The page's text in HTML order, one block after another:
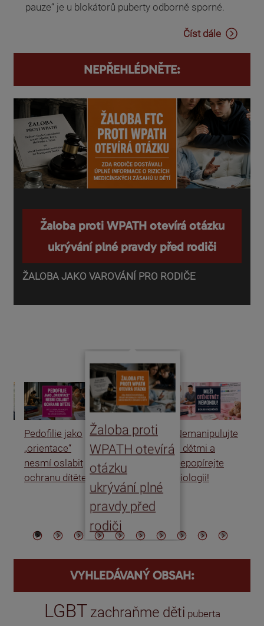
pauze“ je u blokátorů puberty odborně sporné.
Číst dále
NEPŘEHLÉDNĚTE:
Žaloba proti WPATH otevírá otázku
ukrývání plné pravdy před rodiči
ŽALOBA JAKO VAROVÁNÍ PRO RODIČE
Pedofilie jako
„orientace“
nesmí oslabit
ochranu dítěte
Žaloba proti
WPATH otevírá
otázku
ukrývání plné
pravdy před
rodiči
Nemanipulujte
s dětmi a
nepopírejte
biologii!
VYHLEDÁVANÝ OBSAH:
LGBT zachraňme děti puberta